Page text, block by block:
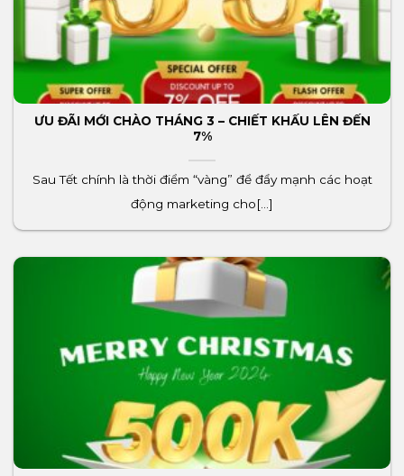
ƯU ĐÃI MỚI CHÀO THÁNG 3 – CHIẾT KHẤU LÊN ĐẾN
7%
Sau Tết chính là thời điểm “vàng” để đẩy mạnh các hoạt
động marketing cho[...]